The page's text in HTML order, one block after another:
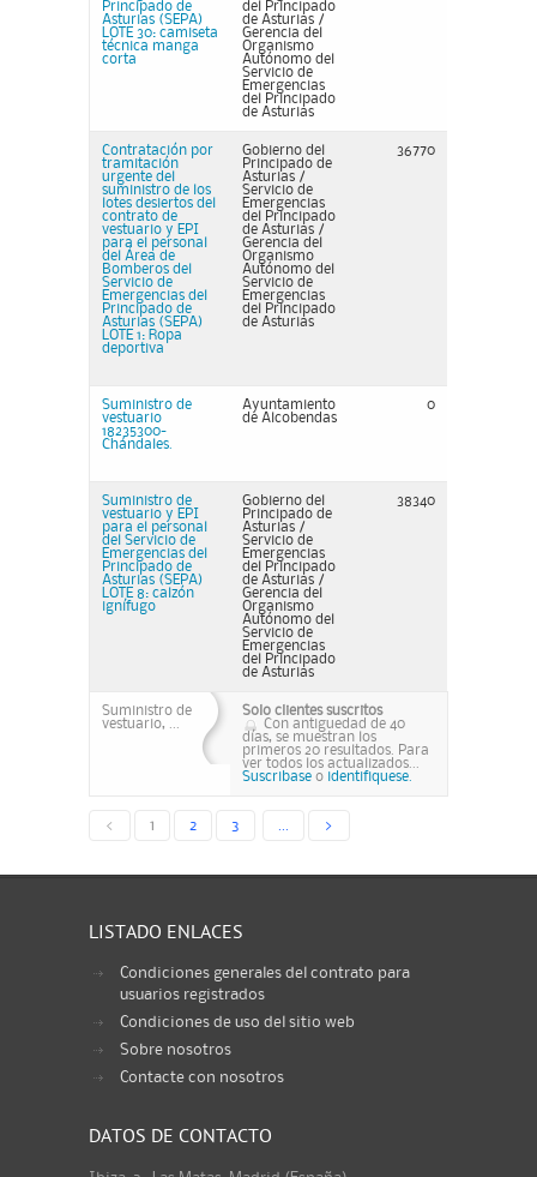
Principado de
Asturias (SEPA)
LOTE 30: camiseta
técnica manga
corta
del Principado
de Asturias /
Gerencia del
Organismo
Autónomo del
Servicio de
Emergencias
del Principado
de Asturias
Contratación por
tramitación
urgente del
suministro de los
lotes desiertos del
contrato de
vestuario y EPI
para el personal
del Área de
Bomberos del
Servicio de
Emergencias del
Principado de
Asturias (SEPA)
LOTE 1: Ropa
deportiva
Gobierno del
Principado de
Asturias /
Servicio de
Emergencias
del Principado
de Asturias /
Gerencia del
Organismo
Autónomo del
Servicio de
Emergencias
del Principado
de Asturias
36770
Suministro de
vestuario
18235300-
Chándales.
Ayuntamiento
de Alcobendas
0
Suministro de
vestuario y EPI
para el personal
del Servicio de
Emergencias del
Principado de
Asturias (SEPA)
LOTE 8: calzón
ignífugo
Gobierno del
Principado de
Asturias /
Servicio de
Emergencias
del Principado
de Asturias /
Gerencia del
Organismo
Autónomo del
Servicio de
Emergencias
del Principado
de Asturias
38340
Suministro de
vestuario, ...
Solo clientes suscritos
Con antiguedad de 40
días, se muestran los
primeros 20 resultados. Para
ver todos los actualizados...
Suscribase o identifiquese.
< 1 2 3 >
LISTADO ENLACES
Condiciones generales del contrato para
usuarios registrados
Condiciones de uso del sitio web
Sobre nosotros
Contacte con nosotros
DATOS DE CONTACTO